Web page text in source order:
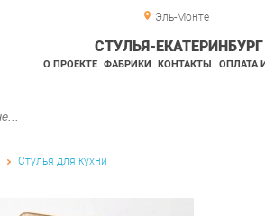
Эль-Монте
СТУЛЬЯ-ЕКАТЕРИНБУРГ
О ПРОЕКТЕ ФАБРИКИ КОНТАКТЫ ОПЛАТА
Стулья для кухни